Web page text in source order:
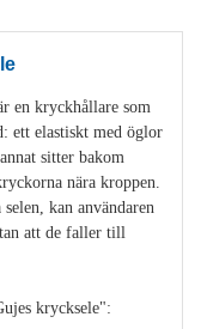
en kryckhållare som
ett elastiskt med öglor
sitter bakom
nära kroppen.
kan användaren
att de faller till
krycksele":